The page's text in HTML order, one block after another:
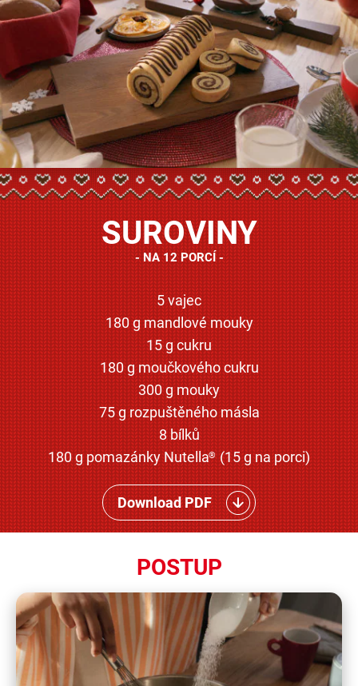
SUROVINY
NA 12 PORCÍ
5 vajec
180 g mandlové mouky
15 g cukru
180 g moučkového cukru
300 g mouky
75 g rozpuštěného másla
8 bílků
180 g pomazánky Nutella®(15 g na porci)
Download PDF
POSTUP